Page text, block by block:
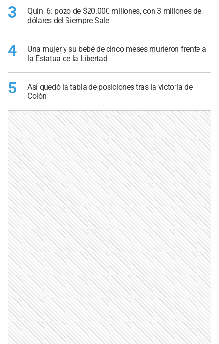
3
Quini 6: pozo de $20.000 millones, con 3 millones de
dólares del Siempre Sale
4
Una mujer y su bebé de cinco meses murieron frente a
la Estatua de la Libertad
5
Así quedó la tabla de posiciones tras la victoria de
Colón